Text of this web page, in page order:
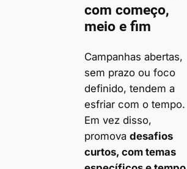
com começo,
meio e fim
Campanhas abertas,
sem prazo ou foco
definido, tendem a
esfriar com o tempo.
Em vez disso,
promova desafios
curtos, com temas